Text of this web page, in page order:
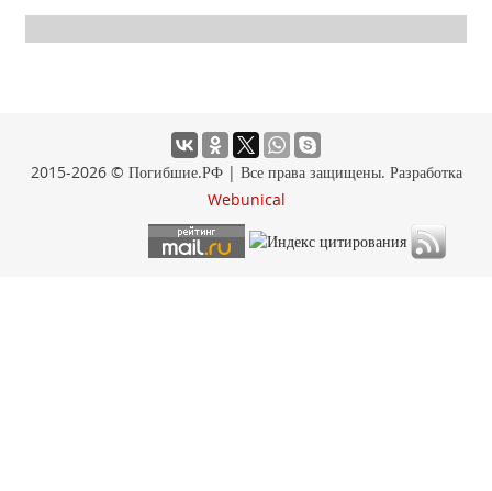
2015-2026 © Погибшие.РФ | Все права защищены. Разработка
Webunical